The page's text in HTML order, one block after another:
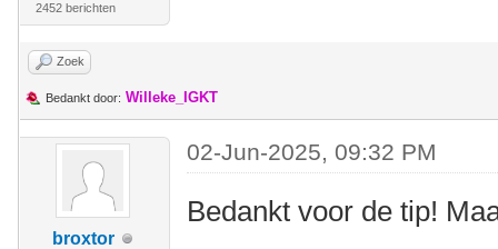
2452 berichten
Zoek
Bedankt door: Willeke_IGKT
broxtor
02-Jun-2025, 09:32 PM
Bedankt voor de tip!